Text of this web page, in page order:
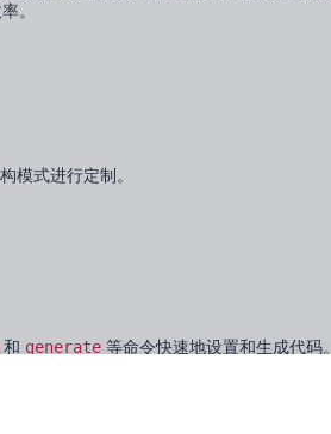
。
模式进行定制。
和 generate 等命令快速地设置和生成代码。